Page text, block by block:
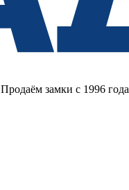
Продаём замки с 1996 года